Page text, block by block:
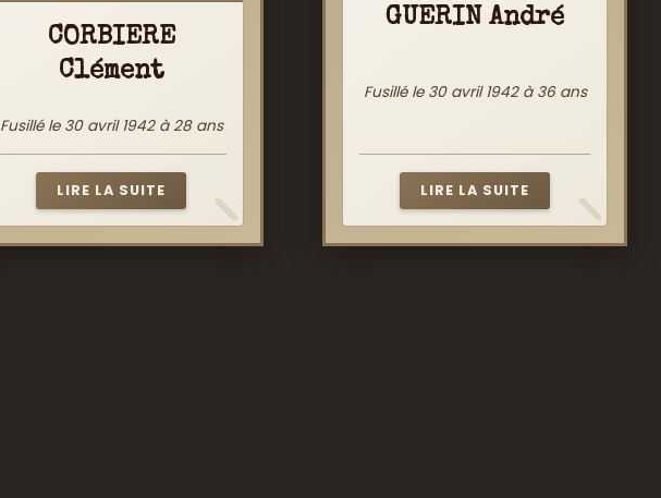
CORBIERE
Clément
Fusillé le 30 avril 1942 à 28 ans
LIRE LA SUITE
GUERIN André
Fusillé le 30 avril 1942 à 36 ans
LIRE LA SUITE